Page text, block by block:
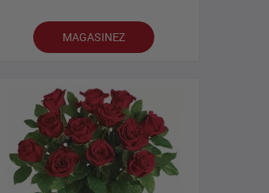
MAGASINEZ